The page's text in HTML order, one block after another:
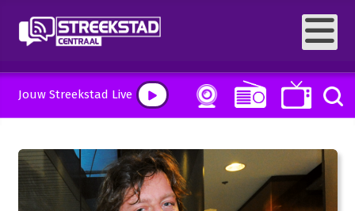
Jouw Streekstad Live